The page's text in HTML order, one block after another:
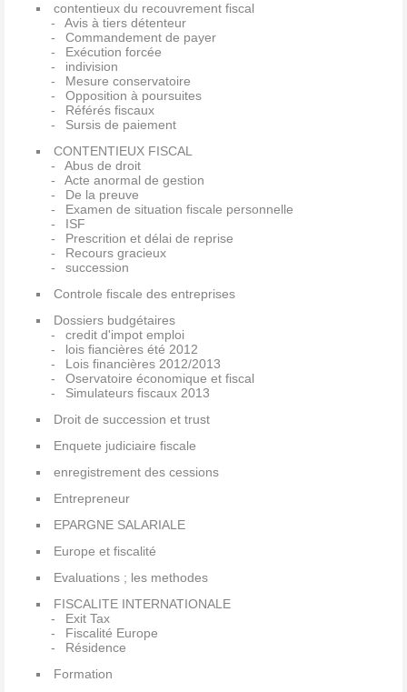
contentieux du recouvrement fiscal
Avis à tiers détenteur
Commandement de payer
Exécution forcée
indivision
Mesure conservatoire
Opposition à poursuites
Référés fiscaux
Sursis de paiement
CONTENTIEUX FISCAL
Abus de droit
Acte anormal de gestion
De la preuve
Examen de situation fiscale personnelle
ISF
Prescrition et délai de reprise
Recours gracieux
succession
Controle fiscale des entreprises
Dossiers budgétaires
credit d'impot emploi
lois fiancières été 2012
Lois financières 2012/2013
Oservatoire économique et fiscal
Simulateurs fiscaux 2013
Droit de succession et trust
Enquete judiciaire fiscale
enregistrement des cessions
Entrepreneur
EPARGNE SALARIALE
Europe et fiscalité
Evaluations ; les methodes
FISCALITE INTERNATIONALE
Exit Tax
Fiscalité Europe
Résidence
Formation